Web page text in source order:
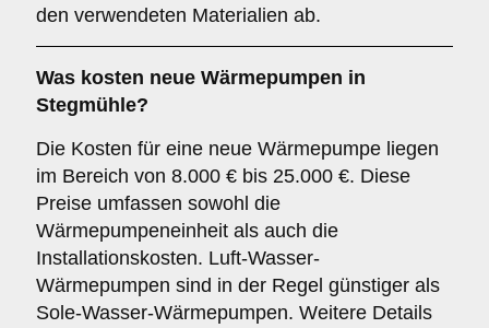
den verwendeten Materialien ab.
Was kosten neue Wärmepumpen in
Stegmühle?
Die Kosten für eine neue Wärmepumpe liegen
im Bereich von 8.000 € bis 25.000 €. Diese
Preise umfassen sowohl die
Wärmepumpeneinheit als auch die
Installationskosten. Luft-Wasser-
Wärmepumpen sind in der Regel günstiger als
Sole-Wasser-Wärmepumpen. Weitere Details